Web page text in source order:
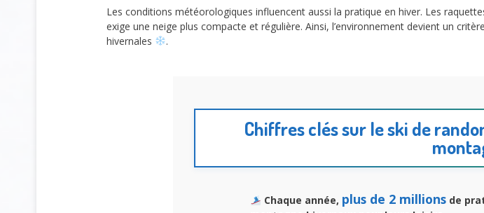
Les conditions météorologiques influencent aussi la pratique en hiver. Les
exige une neige plus compacte et régulière. Ainsi, l’environnement devient un
hivernales
.
Chiffres clés sur le ski de
Chaque année, plus de 2 millionsde